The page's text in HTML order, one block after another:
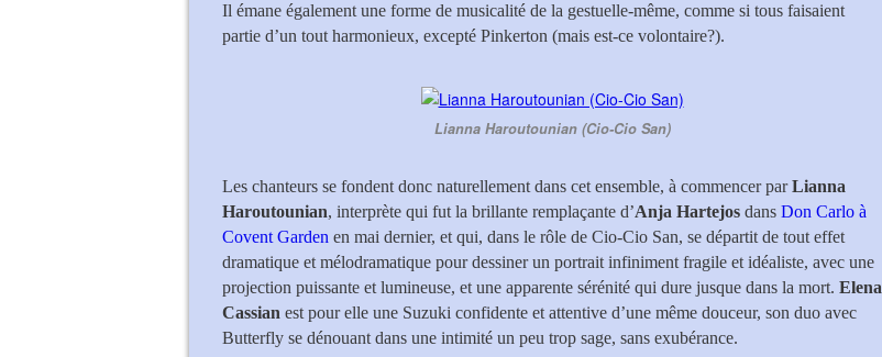
Il émane également une forme de musicalité de la gestuelle-même, comme si tous faisaient
partie d’un tout harmonieux, excepté Pinkerton (mais est-ce volontaire?).
Lianna Haroutounian (Cio-Cio San)
Les chanteurs se fondent donc naturellement dans cet ensemble, à commencer parLianna
Haroutounian, interprète qui fut la brillante remplaçante d’Anja Hartejos dans Don Carlo à
Covent Garden en mai dernier, et qui, dans le rôle de Cio-Cio San, se départit de tout effet
dramatique et mélodramatique pour dessiner un portrait infiniment fragile et idéaliste, avec une
projection puissante et lumineuse, et une apparente sérénité qui dure jusque dans la mort. Elena
Cassian est pour elle une Suzuki confidente et attentive d’une même douceur, son duo avec
Butterfly se dénouant dans une intimité un peu trop sage, sans exubérance.